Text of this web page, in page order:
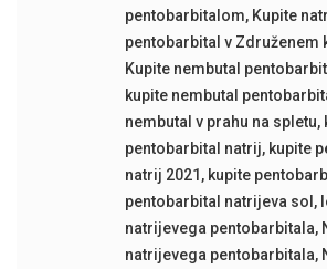
pentobarbitalom, Kupite
pentobarbital v Združenem
Kupite nembutal
kupite nembutal
nembutal v prahu na spletu,
pentobarbital natrij, kupite
natrij 2021 , kupite
pentobarbital natrijeva sol ,
natrijevega pentobarbitala,
natrijevega pentobarbitala,